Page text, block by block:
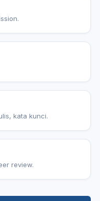
kata kunci.
review.